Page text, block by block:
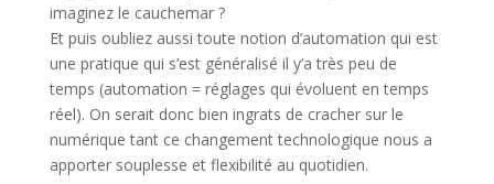
imaginez le cauchemar ?
Et puis oubliez aussi toute notion d’automation qui est
une pratique qui s’est généralisé il y’a très peu de
temps (automation = réglages qui évoluent en temps
réel). On serait donc bien ingrats de cracher sur le
numérique tant ce changement technologique nous a
apporter souplesse et flexibilité au quotidien.